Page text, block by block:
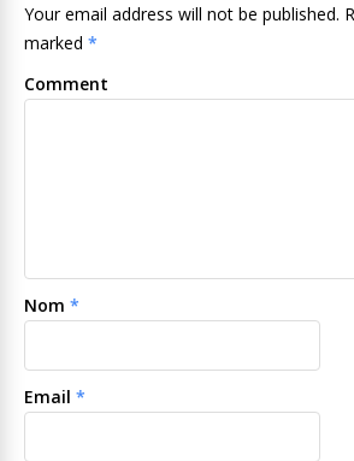
Your email address will not be published.
marked *
Comment
Nom *
Email *